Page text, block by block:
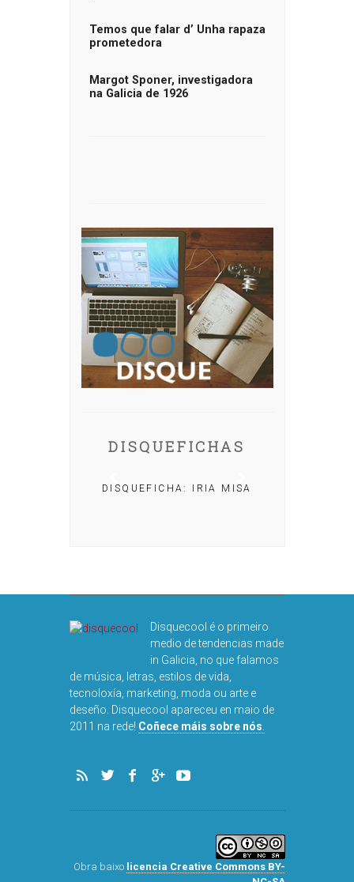
Temos que falar d’ Unha rapaza
prometedora
Margot Sponer, investigadora
na Galicia de 1926
DISQUEFICHAS
DISQUEFICHA: IRIA MISA
Disquecool é o primeiro
medio de tendencias made
in Galicia, no que falamos
de música, letras, estilos de vida,
tecnoloxía, marketing, moda ou arte e
deseño. Disquecool apareceu en maio de
2011 na rede! Coñece máis sobre nós
Obra baixo licencia Creative Commons BY-